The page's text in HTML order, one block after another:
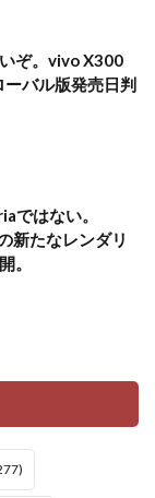
ぞ。vivo X300
バル版発売日判
ではない。
新たなレンダリ
。